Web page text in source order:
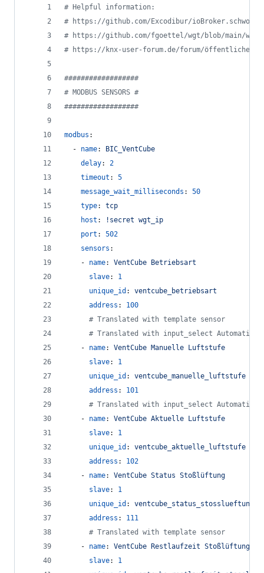
# Helpful information:
# https://github.com/Excodibur/
# https://github.com/fgoettel/wgt/blob/main/wgt/
# https://knx-user-forum.de/forum/öffentlicher-
##################
# MODBUS SENSORS #
##################
modbus :
  -
name:
BIC_VentCube
delay: 2
timeout : 5
message_wait_milliseconds : 50
type: tcp
host :
!secret wgt_ip
port : 502
sensors :
    -
name: VentCube Betriebsart
slave: 1
unique_id : ventcube_betriebsart
address : 100
# Translated with template sensor
# Translated with input_select Automation
    -
name: VentCube Manuelle Luftstufe
slave: 1
unique_id : ventcube_manuelle_luftstufe
address : 101
# Translated with input_select Automation
    -
name: VentCube Aktuelle Luftstufe
slave: 1
unique_id : ventcube_aktuelle_luftstufe
address : 102
    -
name: VentCube Status Stoßlüftung
slave: 1
unique_id : ventcube_status_stosslueftung
address : 111
# Translated with template sensor
    -
name: VentCube Restlaufzeit Stoßlüftung
slave: 1